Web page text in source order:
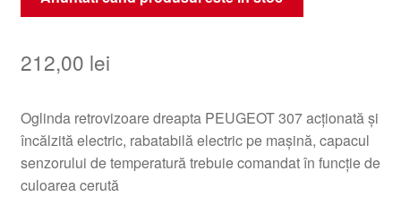
212,00 lei
Oglinda retrovizoare dreapta PEUGEOT 307 acționată și
încălzită electric, rabatabilă electric pe mașină, capacul
senzorului de temperatură trebuie comandat în funcție de
culoarea cerută